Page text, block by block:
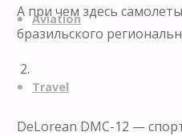
content
Aviation
Travel
А при чем здесь
бразильского
2.
DeLorean DMC-12 —